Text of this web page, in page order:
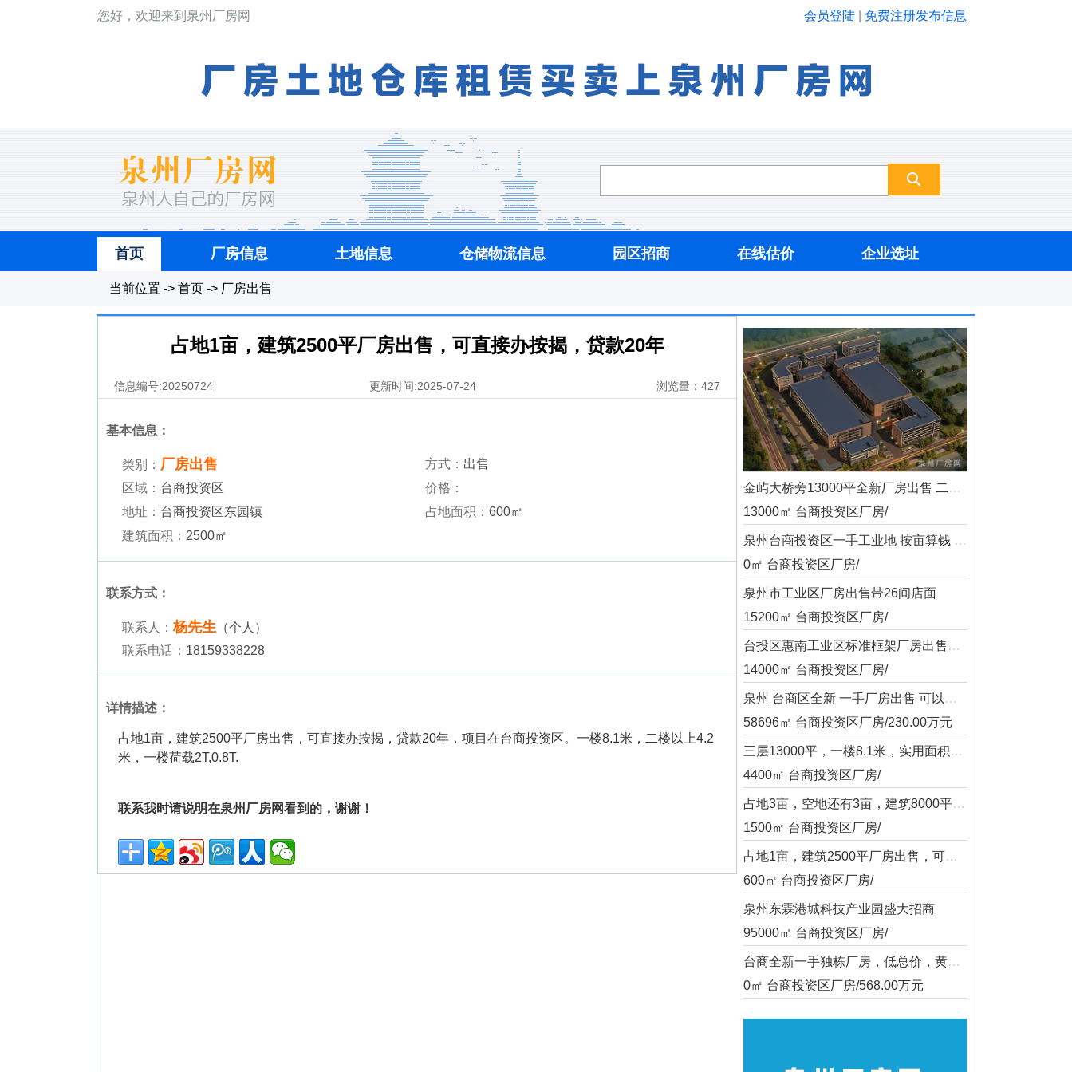
您好，欢迎来到泉州厂房网 会员登陆 免费注册发布信息
首页 厂房信息 土地信息 仓储物流信息 园区招商 在线估价 企业选址
当前位置 -> 首页 -> 厂房出售
占地1亩，建筑2500平厂房出售，可直接办按揭，贷款20年
信息编号:20250724 更新时间:2025-07-24 浏览量： 427
基本信息：
类别： 厂房出售 方式： 出售
区域： 台商投资区
价格：
地址： 台商投资区东园镇 占地面积： 600㎡
建筑面积： 2500㎡
联系方式：
联系人：杨先生 （个人）
联系电话： 18159338228
详情描述：
占地1亩，建筑2500平厂房出售，可直接办按揭，贷款20年，项目在台商投资区。一楼8.1米，二楼以上4.2
米，一楼荷载2T,0.8T.
联系我时请说明在泉州厂房网看到的，谢谢！
金屿大桥旁13000平全新厂房出售 二楼承重800KG 楼间距20米 单价2646元
13000㎡ 台商投资区厂房/
泉州台商投资区一手工业地 按亩算钱 位置好 欢迎咨询
0㎡ 台商投资区厂房/
泉州市工业区厂房出售带26间店面
15200㎡ 台商投资区厂房/
台投区惠南工业区标准框架厂房出售，产权清晰，业主诚意出售，位置极佳！！！
14000㎡ 台商投资区厂房/
泉州 台商区全新 一手厂房出售 可以分层出售
58696㎡ 台商投资区厂房/230.00万元
三层13000平，一楼8.1米，实用面积达17000多
4400㎡ 台商投资区厂房/
占地3亩，空地还有3亩，建筑8000平，独门独院
1500㎡ 台商投资区厂房/
占地1亩，建筑2500平厂房出售，可直接办按揭，贷款20年
600㎡ 台商投资区厂房/
泉州东霖港城科技产业园盛大招商
95000㎡ 台商投资区厂房/
台商全新一手独栋厂房，低总价，黄金地段，配套齐全
0㎡ 台商投资区厂房/568.00万元